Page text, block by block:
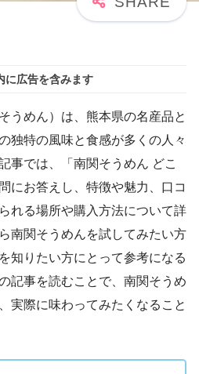
に広告を含みます
うめん）は、熊本県の名産品と
独特の風味と食感が多くの人々
事では、「南関そうめん どこ
にお答えし、特徴や魅力、口コ
れる場所や購入方法について詳
南関そうめんを試してみたい方
知りたい方にとって参考になる
記事を読むことで、南関そうめ
実際に味わってみたくなること